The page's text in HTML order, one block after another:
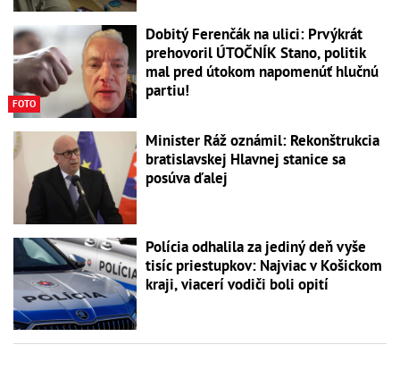
FOTO
Dobitý Ferenčák na ulici: Prvýkrát
prehovoril ÚTOČNÍK Stano, politik
mal pred útokom napomenúť hlučnú
partiu!
Minister Ráž oznámil: Rekonštrukcia
bratislavskej Hlavnej stanice sa
posúva ďalej
Polícia odhalila za jediný deň vyše
tisíc priestupkov: Najviac v Košickom
kraji, viacerí vodiči boli opití